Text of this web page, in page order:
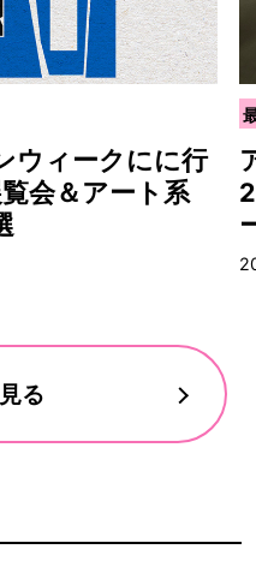
ウィークにに行
会＆アート系
る